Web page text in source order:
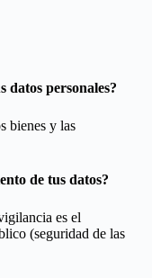
datos personales?
bienes y las
de tus datos?
es el
(seguridad de las